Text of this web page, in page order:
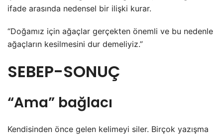
ifade arasında nedensel bir ilişki kurar.
“Doğamız için ağaçlar gerçekten önemli ve bu nedenle
ağaçların kesilmesini dur demeliyiz.”
SEBEP-SONUÇ
“Ama” bağlacı
Kendisinden önce gelen kelimeyi siler. Birçok yazışma